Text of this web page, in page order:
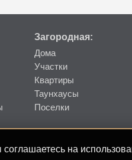
Загородная:
Дома
Участки
Квартиры
Таунхаусы
Поселки
на